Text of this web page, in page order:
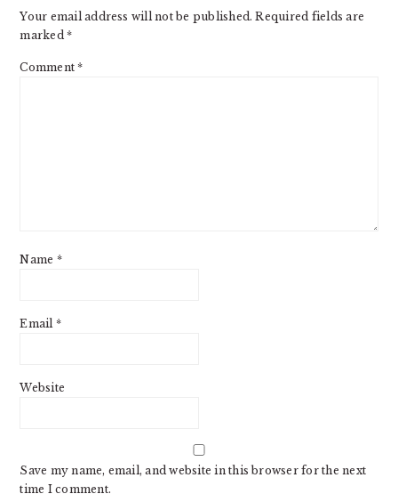
Your email address will not be published. Required fields are
marked*
Comment*
Name *
Email *
Website
Save my name, email, and website in this browser for the next
time I comment.